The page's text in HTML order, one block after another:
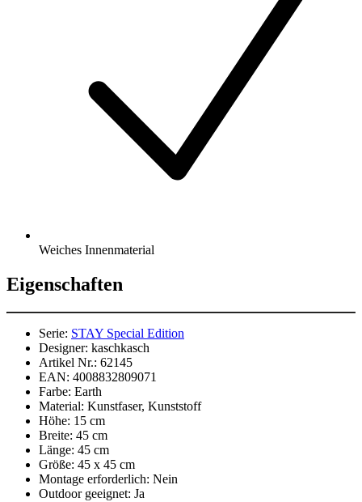
Weiches Innenmaterial
Eigenschaften
Serie: STAY Special Edition
Designer: kaschkasch
Artikel Nr.: 62145
EAN: 4008832809071
Farbe: Earth
Material: Kunstfaser, Kunststoff
Höhe: 15 cm
Breite: 45 cm
Länge: 45 cm
Größe: 45 x 45 cm
Montage erforderlich: Nein
Outdoor geeignet: Ja